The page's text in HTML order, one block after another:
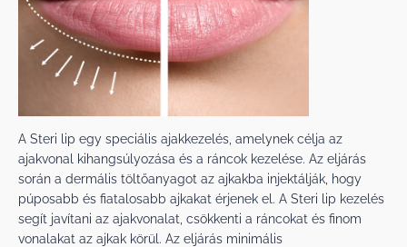
A Steri lip egy speciális ajakkezelés, amelynek célja az
ajakvonal kihangsúlyozása és a ráncok kezelése. Az eljárás
során a dermális töltőanyagot az ajkakba injektálják, hogy
púposabb és fiatalosabb ajkakat érjenek el. A Steri lip kezelés
segít javítani az ajakvonalat, csökkenti a ráncokat és finom
vonalakat az ajkak körül. Az eljárás minimális